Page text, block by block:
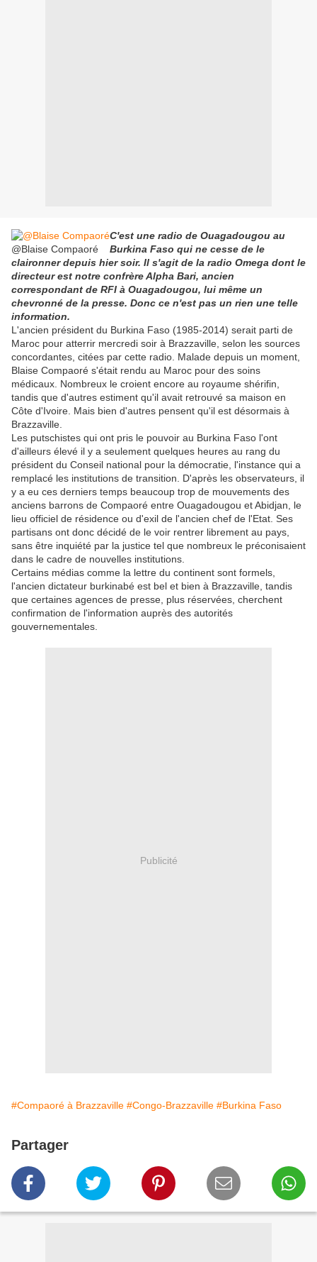
@Blaise Compaoré
C'est une radio de Ouagadougou au
Burkina Faso qui ne cesse de le
claironner depuis hier soir. Il s'agit de la radio Omega dont le
directeur est notre confrère Alpha Bari, ancien
correspondant de RFI à Ouagadougou, lui même un
chevronné de la presse. Donc ce n'est pas un rien une telle
information.
L'ancien président du Burkina Faso (1985-2014) serait parti de
Maroc pour atterrir mercredi soir à Brazzaville, selon les sources
concordantes, citées par cette radio. Malade depuis un moment,
Blaise Compaoré s'était rendu au Maroc pour des soins
médicaux. Nombreux le croient encore au royaume shérifin,
tandis que d'autres estiment qu'il avait retrouvé sa maison en
Côte d'Ivoire. Mais bien d'autres pensent qu'il est désormais à
Brazzaville.
Les putschistes qui ont pris le pouvoir au Burkina Faso l'ont
d'ailleurs élevé il y a seulement quelques heures au rang du
président du Conseil national pour la démocratie, l'instance qui a
remplacé les institutions de transition. D'après les observateurs, il
y a eu ces derniers temps beaucoup trop de mouvements des
anciens barrons de Compaoré entre Ouagadougou et Abidjan, le
lieu officiel de résidence ou d'exil de l'ancien chef de l'Etat. Ses
partisans ont donc décidé de le voir rentrer librement au pays,
sans être inquiété par la justice tel que nombreux le préconisaient
dans le cadre de nouvelles institutions.
Certains médias comme la lettre du continent sont formels,
l'ancien dictateur burkinabé est bel et bien à Brazzaville, tandis
que certaines agences de presse, plus réservées, cherchent
confirmation de l'information auprès des autorités
gouvernementales.
Publicité
#Compaoré à Brazzaville #Congo-Brazzaville #Burkina Faso
Partager